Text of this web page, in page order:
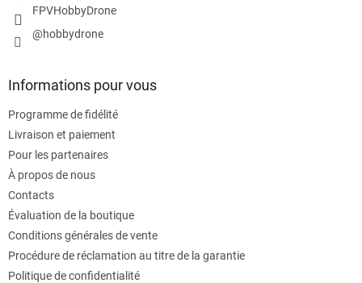
FPVHobbyDrone
@hobbydrone
Informations pour vous
Programme de fidélité
Livraison et paiement
Pour les partenaires
À propos de nous
Contacts
Évaluation de la boutique
Conditions générales de vente
Procédure de réclamation au titre de la garantie
Politique de confidentialité